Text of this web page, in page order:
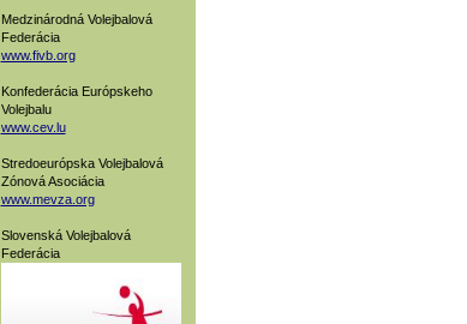
Medzinárodná Volejbalová
Federácia
www.fivb.org
Konfederácia Európskeho
Volejbalu
www.cev.lu
Stredoeurópska Volejbalová
Zónová Asociácia
www.mevza.org
Slovenská Volejbalová
Federácia